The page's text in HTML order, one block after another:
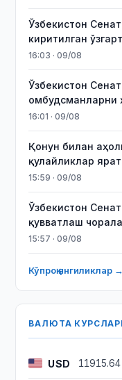
Ўзбекистон
киритилган
16:03 · 09/08
Ўзбекистон
омбудсманларни
16:01 · 09/08
Қонун билан
қулайликлар
15:59 · 09/08
Ўзбекистон
қувватлаш
15:57 · 09/08
Кўпроқ янгиликлар →
ВАЛЮТА
USD